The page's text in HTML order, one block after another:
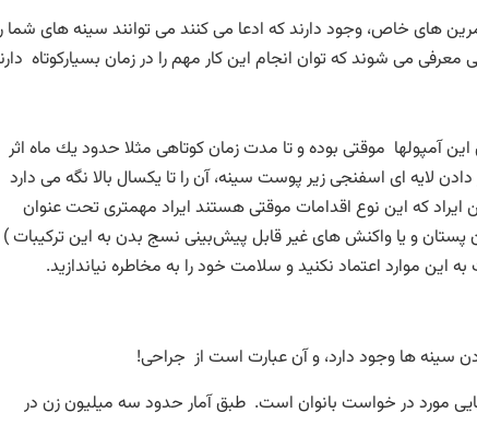
های خاص، وجود دارند كه ادعا می كنند می توانند سينه های شما
معرفی می شوند كه توان انجام اين كار مهم را در زمان بسياركوتاه
آمپولها موقتی بوده و تا مدت زمان كوتاهی مثلا حدود يك ماه اثر
دادن لايه ای اسفنجی زير پوست سينه، آن را تا يكسال بالا نگه می دارد
كه اين نوع اقدامات موقتی هستند ايراد مهمتری تحت عنوان
و يا واكنش های غير قابل پيش‌بينی نسج بدن به اين تركيبات )
موارد اعتماد نكنید و سلامت خود را به مخاطره نیاندازید.
سينه ها وجود دارد، و آن عبارت است از جراحی!
مورد در خواست بانوان است. طبق آمار حدود سه ميليون زن در